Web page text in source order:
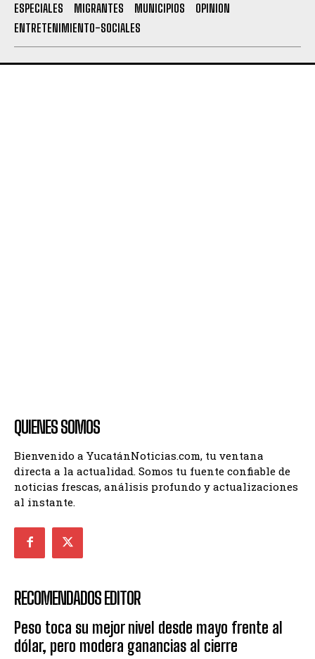
ESPECIALES MIGRANTES MUNICIPIOS
OPINION
ENTRETENIMIENTO-SOCIALES
QUIENES SOMOS
Bienvenido a YucatánNoticias.com, tu ventana
directa a la actualidad. Somos tu fuente confiable de
noticias frescas, análisis profundo y actualizaciones
al instante.
RECOMENDADOS EDITOR
Peso toca su mejor nivel desde mayo frente al
dólar, pero modera ganancias al cierre